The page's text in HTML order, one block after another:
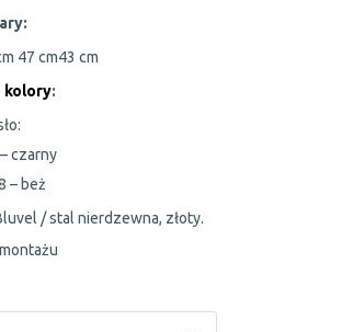
47 cm43 cm
kolory:
czarny
– beż
/ stal nierdzewna, złoty.